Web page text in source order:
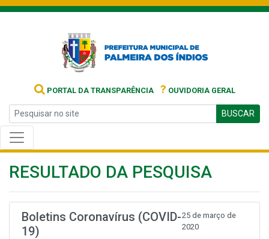
PORTAL DA TRANSPARÊNCIA ? OUVIDORIA GERAL
BUSCAR
RESULTADO DA PESQUISA
Boletins Coronavírus (COVID-
19)
25 de março de
2020